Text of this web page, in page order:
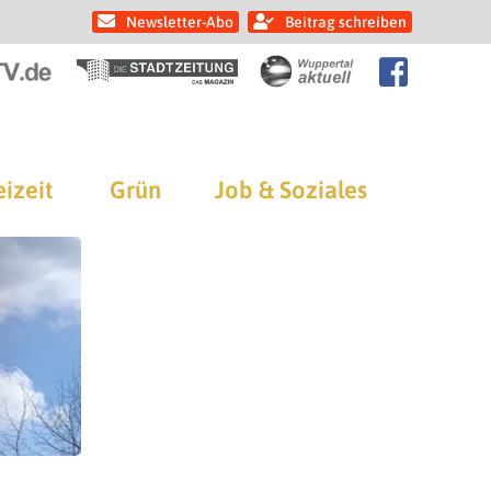
Newsletter-Abo Beitrag schreiben
Grün Job & Soziales